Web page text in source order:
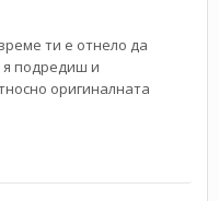
ти е отнело да
подредиш и
оригиналната